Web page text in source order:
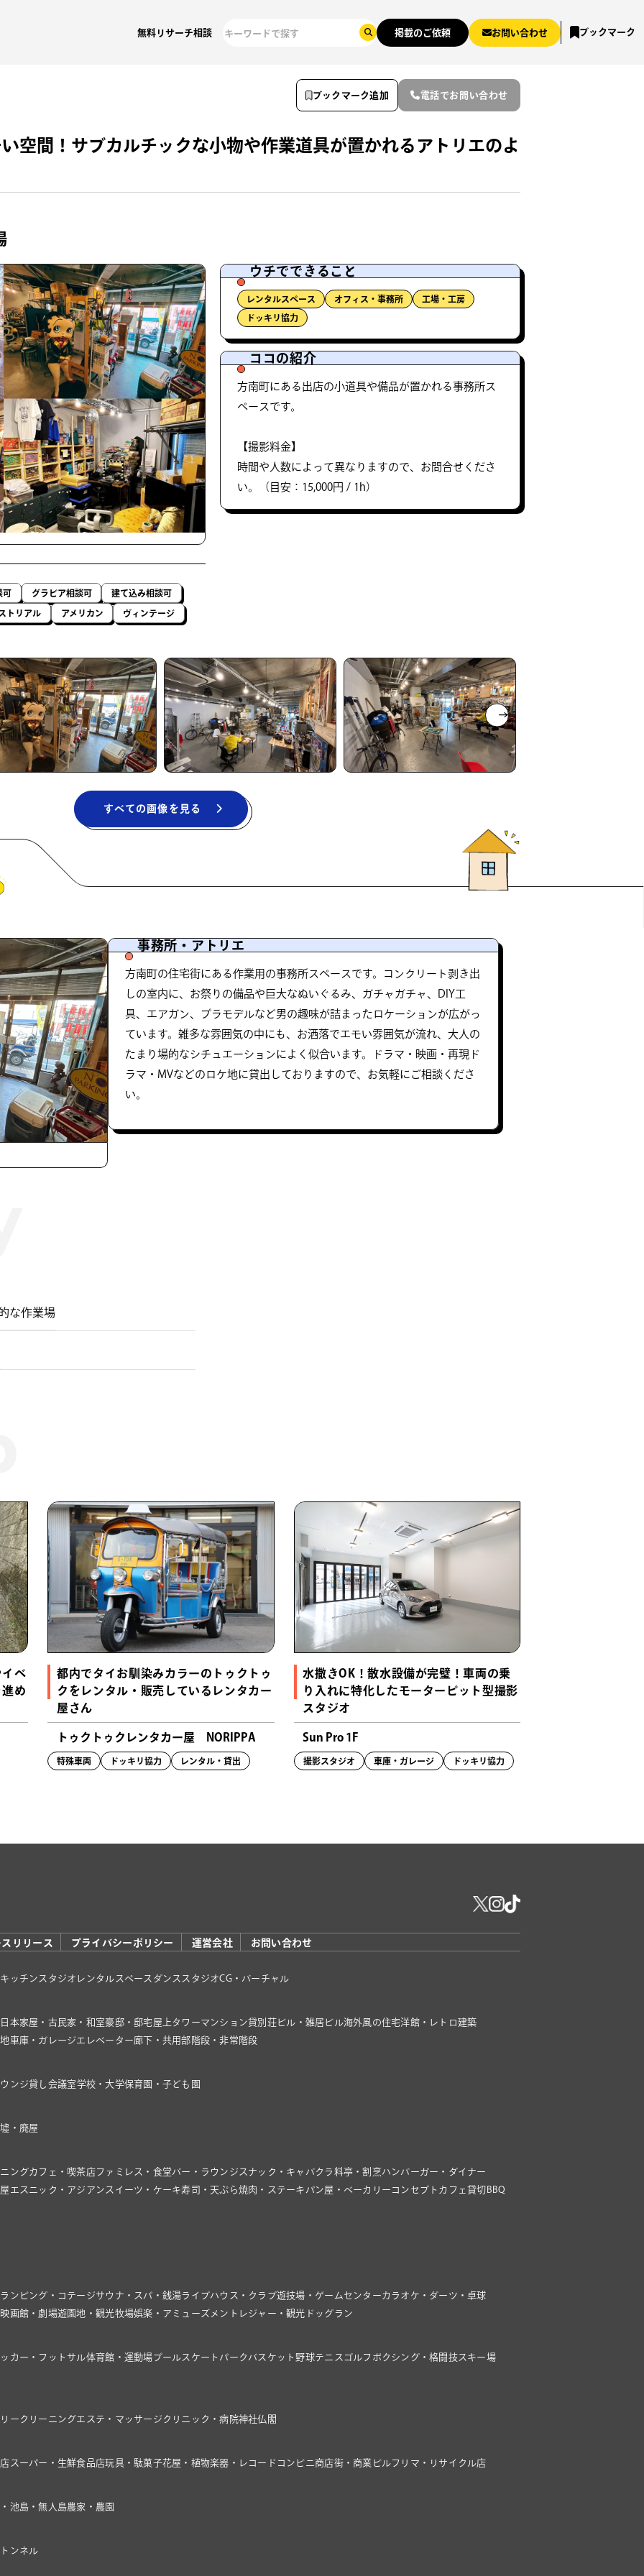
無料リサーチ相談 掲載のご依頼 お問い合わせ ブックマーク
空間！サブカルチックな小物や作業道具が置かれるアトリエのよ
可 グラビア相談可 建て込み相談可
トリアル アメリカン ヴィンテージ
ウチでできること
レンタルスペース オフィス・事務所 工場・工房
ドッキリ協力
ココの紹介
方南町にある出店の小道具や備品が置かれる事務所ス
ペースです。
【撮影料金】
時間や人数によって異なりますので、お問合せくださ
い。（目安：15,000円 / 1h）
すべての画像を見る
事務所・アトリエ
方南町の住宅街にある作業用の事務所スペースです。コンクリート剥き出
しの室内に、お祭りの備品や巨大なぬいぐるみ、ガチャガチャ、DIY工
具、エアガン、プラモデルなど男の趣味が詰まったロケーションが広がっ
ています。雑多な雰囲気の中にも、お洒落でエモい雰囲気が流れ、大人の
たまり場的なシチュエーションによく似合います。ドラマ・映画・再現ド
ラマ・MVなどのロケ地に貸出しておりますので、お気軽にご相談くださ
い。
な作業場
ベ
め
都内でタイお馴染みカラーのトゥクトゥ
クをレンタル・販売しているレンタカー
屋さん
トゥクトゥクレンタカー屋 NORIPPA
特殊車両 ドッキリ協力 レンタル・貸出
水撒きOK！散水設備が完璧！車両の乗
り入れに特化したモーターピット型撮影
スタジオ
Sun Pro 1F
撮影スタジオ 車庫・ガレージ ドッキリ協力
ブックマーク追加 電話でお問い合わせ
リリース プライバシーポリシー 運営会社 お問い合わせ
キッチンスタジオ レンタルスペース ダンススタジオCG・バーチャル
日本家屋・古民家・和室豪邸・邸宅屋上タワーマンション貸別荘ビル・雑居ビル海外風の住宅洋館・レトロ建築
車庫・ガレージ エレベーター廊下・共用部 階段・非常階段
ンジ貸し会議室学校・大学保育園・子ども園
・廃屋
ングカフェ・喫茶店ファミレス・食堂バー・ラウンジ スナック・キャバクラ 料亭・割烹 ハンバーガー・ダイナー
エスニック・アジアン スイーツ・ケーキ寿司・天ぷら焼肉・ステーキ パン屋・ベーカリー コンセプトカフェ貸切BBQ
ンピング・コテージサウナ・スパ・銭湯ライブハウス・クラブ遊技場・ゲームセンターカラオケ・ダーツ・卓球
映画館・劇場遊園地・観光牧場娯楽・アミューズメント レジャー・観光 ドッグラン
カー・フットサル体育館・運動場プールスケートパーク バスケット 野球テニス ゴルフ ボクシング・格闘技スキー場
ー クリーニングエステ・マッサージ クリニック・病院神社仏閣
スーパー・生鮮食品店玩具・駄菓子花屋・植物楽器・レコード コンビニ商店街・商業ビルフリマ・リサイクル店
池島・無人島農家・農園
ンネル